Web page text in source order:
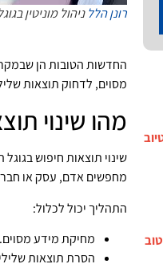
רונן הללניהול מוניטין
החדשות הטובות הן
מסוים, לדחוק תוצאות
מהו שינוי
שינוי תוצאות חיפוש
מחפשים אדם, עסק או
התהליך יכול לכלול:
מחיקת מידע מסוים.
הסרת תוצאות